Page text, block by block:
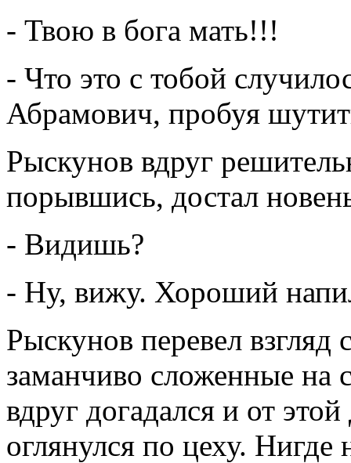
- Твою в бога мать!!!
- Что это с тобой
Абрамович, пробуя
Рыскунов вдруг
порывшись, достал
- Видишь?
- Ну, вижу. Хороший
Рыскунов перевел
заманчиво сложенные на
вдруг догадался и от
оглянулся по цеху. Нигде